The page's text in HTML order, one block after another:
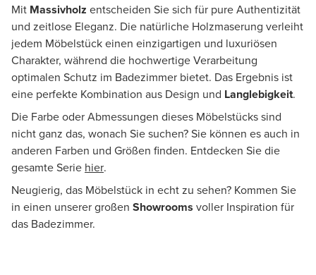
Mit Massivholz entscheiden Sie sich für pure Authentizität
und zeitlose Eleganz. Die natürliche Holzmaserung verleiht
jedem Möbelstück einen einzigartigen und luxuriösen
Charakter, während die hochwertige Verarbeitung
optimalen Schutz im Badezimmer bietet. Das Ergebnis ist
eine perfekte Kombination aus Design und Langlebigkeit.
Die Farbe oder Abmessungen dieses Möbelstücks sind
nicht ganz das, wonach Sie suchen? Sie können es auch in
anderen Farben und Größen finden. Entdecken Sie die
gesamte Serie hier.
Neugierig, das Möbelstück in echt zu sehen? Kommen Sie
in einen unserer großen Showrooms voller Inspiration für
das Badezimmer.